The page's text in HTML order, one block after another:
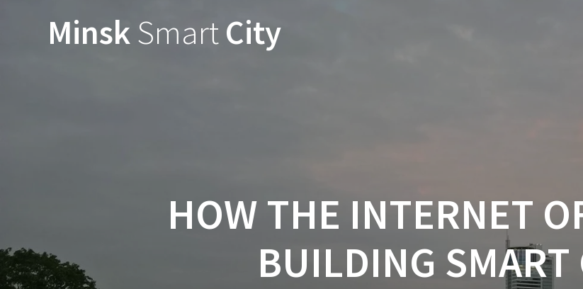
MinskSmartCity
HOW THE INTERNET
BUILDING SMART